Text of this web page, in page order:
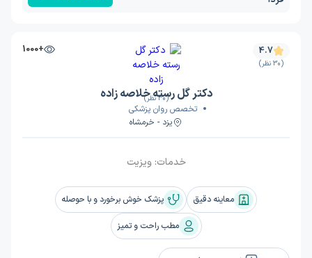
(30 نظر)
+1000 4.7
(30 نظر)
دکتر گل رسته خلاصه زاده
تخصص روان پزشکی
یزد - خرمشاه
خدمات:ویزیت
معاینه دقیق پزشک خوش برخورد و با حوصله
مطب راحت و تمیز